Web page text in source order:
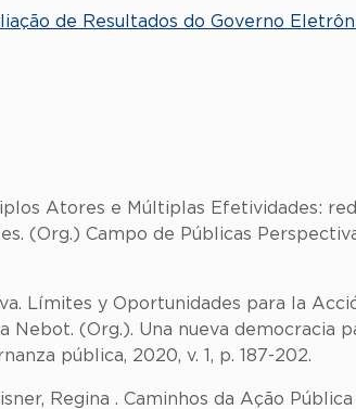
de Resultados do Governo
Atores e Múltiplas Efetividades:
(Org.) Campo de Públicas
Límites y Oportunidades para la
(Org.). Una nueva democracia
pública, 2020, v. 1, p. 187-202.
Regina . Caminhos da Ação